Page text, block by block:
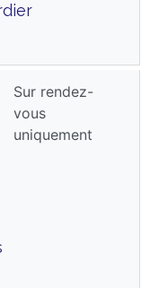
Sur rendez-
vous
uniquement